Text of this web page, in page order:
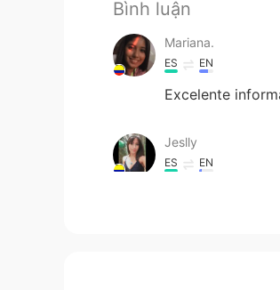
Bình luận
Mariana.
ES EN
Excelente
Jeslly
ES EN
Me encantas